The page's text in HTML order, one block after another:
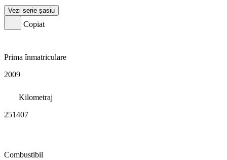
Vezi serie șasiu
Copiat
Prima înmatriculare
2009
Kilometraj
251407
Combustibil